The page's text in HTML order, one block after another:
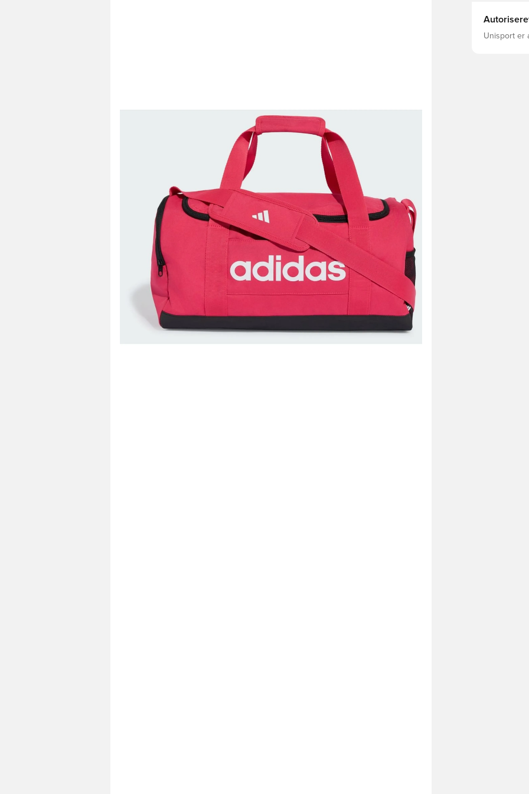
Unisport er